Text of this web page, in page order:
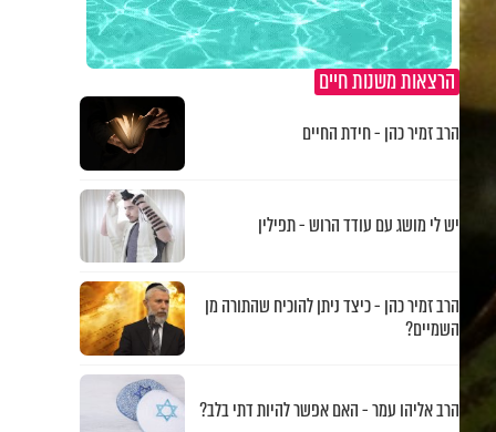
הרצאות משנות חיים
הרב זמיר כהן - חידת החיים
יש לי מושג עם עודד הרוש - תפילין
הרב זמיר כהן - כיצד ניתן להוכיח שהתורה מן
השמיים?
הרב אליהו עמר - האם אפשר להיות דתי בלב?